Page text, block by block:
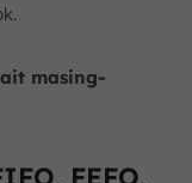
masing-